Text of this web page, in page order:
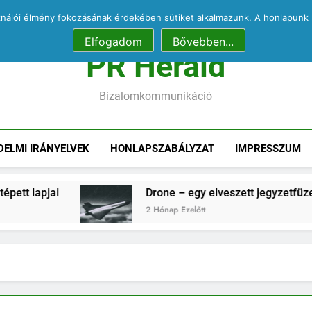
Ördögűzés a
Ördögűzés a
PR Herald
Bizalomkommunikáció
IRÁNYELVEK HONLAPSZABÁLYZAT IMPRESSZUM
Drone – egy elveszett jegyzetfüzet kitépett
2 Hónap Ezelőtt
élmény fokozásának érdekében sütiket alkalmazunk. A
Elfogadom Bővebben...